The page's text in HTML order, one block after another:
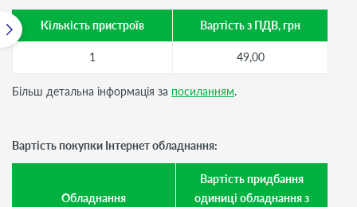
Кількість пристроїв Вартість з ПДВ, грн
1 49,00
Більш детальна інформація за посиланням.
Вартість покупки Інтернет обладнання:
Обладнання
Вартість придбання
одиниці обладнання з